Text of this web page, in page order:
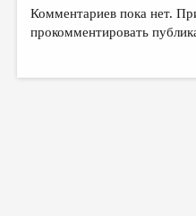
ЦИКЛЫ ПУБЛИКАЦИЙ
ТРЕДИАКОВСКИЙ
Комментариев пока нет.
прокомментировать